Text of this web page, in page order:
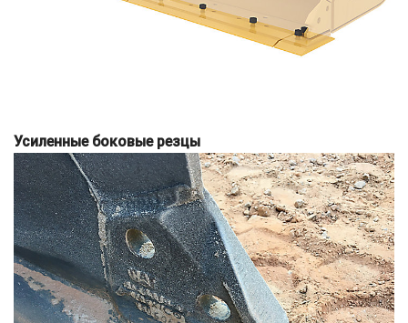
Усиленные боковые резцы